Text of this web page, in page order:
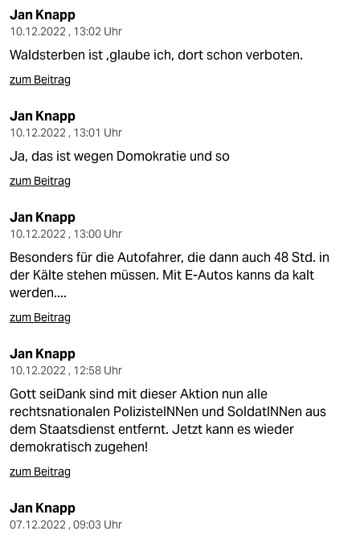
Jan Knapp
10.12.2022 , 13:02 Uhr
Waldsterben ist ,glaube ich, dort schon verboten.
zum Beitrag
Jan Knapp
10.12.2022 , 13:01 Uhr
Ja, das ist wegen Domokratie und so
zum Beitrag
Jan Knapp
10.12.2022 , 13:00 Uhr
Besonders für die Autofahrer, die dann auch 48 Std. in
der Kälte stehen müssen. Mit E-Autos kanns da kalt
werden....
zum Beitrag
Jan Knapp
10.12.2022 , 12:58 Uhr
Gott seiDank sind mit dieser Aktion nun alle
rechtsnationalen PolizisteINNen und SoldatINNen aus
dem Staatsdienst entfernt. Jetzt kann es wieder
demokratisch zugehen!
zum Beitrag
Jan Knapp
07.12.2022 , 09:03 Uhr